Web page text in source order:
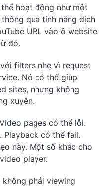
hoạt động như một
qua tính năng dịch
URL vào ô website
đó.
filters nhẹ vì request
Nó có thể giúp
sites, nhưng không
xuyên.
pages có thể lỗi.
Playback có thể fail.
này. Một số khác cho
player.
phải viewing